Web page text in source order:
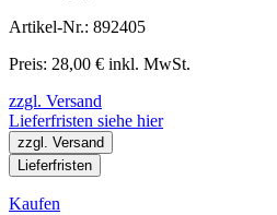
Artikel-Nr.: 892405
Preis: 28,00 € inkl. MwSt.
zzgl. Versand
Lieferfristen siehe hier
zzgl. Versand
Lieferfristen
Kaufen